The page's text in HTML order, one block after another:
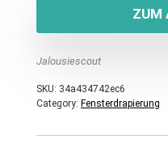
ZUM
Jalousiescout
SKU: 34a434742ec6
Category: Fensterdrapierung